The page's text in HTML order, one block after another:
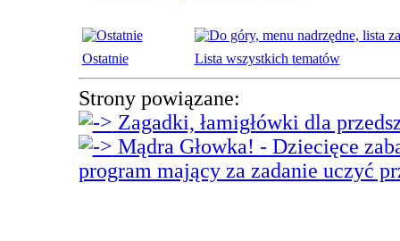
Ostatnie Lista wszystkich tematów
Strony powiązane:
Zagadki, łamigłówki dla
Mądra Głowka! - Dziecięce
program mający za zadanie uczyć